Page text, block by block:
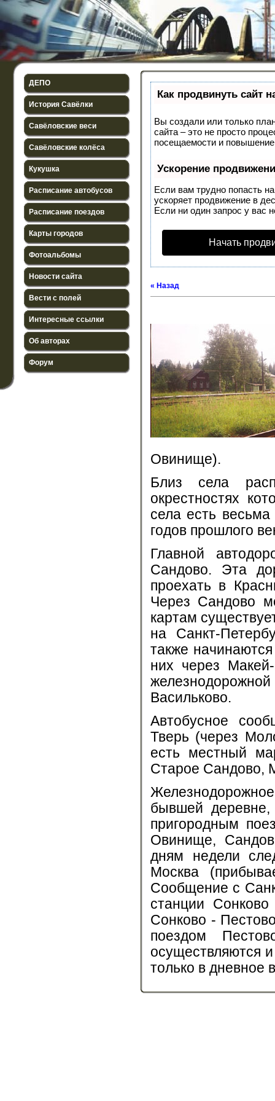
ДЕПО
История Савёлки
Савёловские веси
Савёловские колёса
Кукушка
Расписание автобусов
Расписание поездов
Карты городов
Фотоальбомы
Новости сайта
Вести с полей
Интересные ссылки
Об авторах
Форум
Как продвинуть сайт
Вы создали или только
сайта – это не просто
посещаемости и повышение
Ускорение
Если вам трудно попасть
ускоряет продвижение в
Если ни один запрос у вас
Начать
« Назад
Овинище).
Близ села
окрестностях
села есть
годов прошлого
Главной
Сандово. Эта
проехать в
Через Сандово
картам
на Санкт-
также
них через
Васильково.
Автобусное
Тверь (через
есть местный
Старое Сандово,
бывшей деревне,
пригородным
Овинище,
дням недели
Москва
Сообщение с
станции
Сонково -
поездом
осуществляются
только в дневное